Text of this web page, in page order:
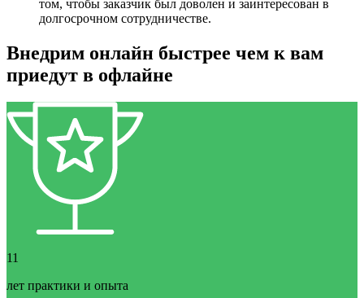
том, чтобы заказчик был доволен и заинтересован в
долгосрочном сотрудничестве.
Внедрим онлайн быстрее чем к вам
приедут в офлайне
11
лет практики и опыта